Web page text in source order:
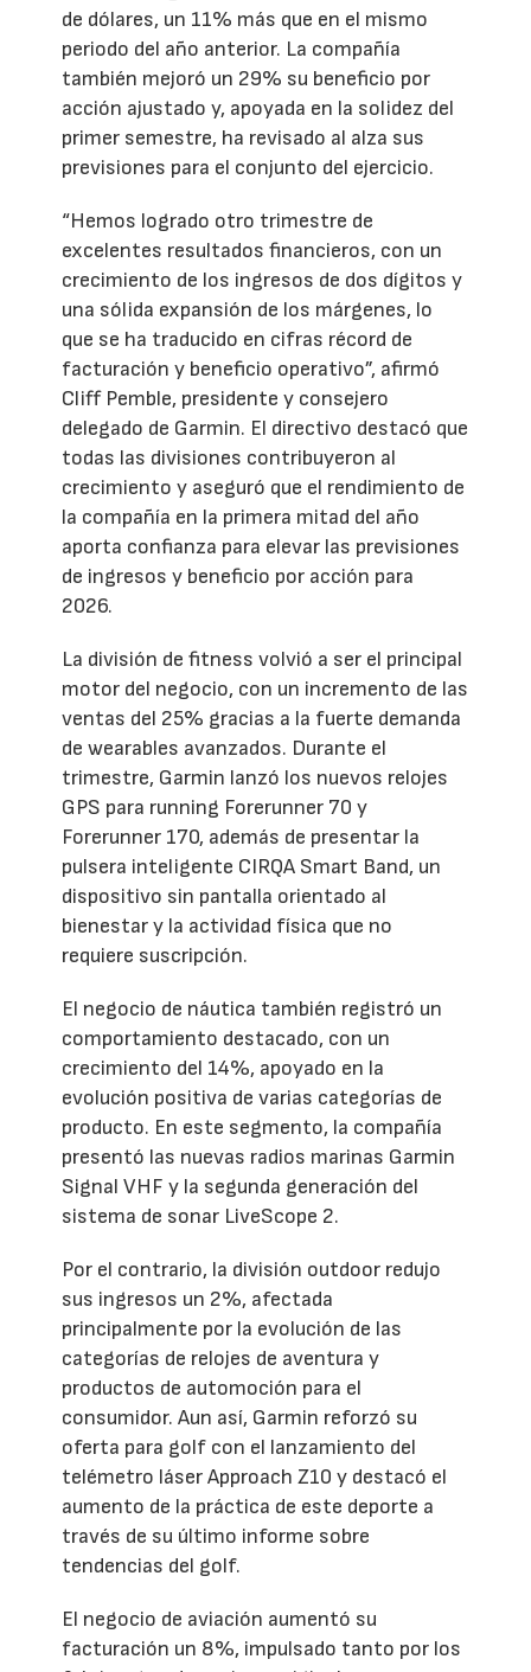
de dólares, un 11% más que en el mismo
periodo del año anterior. La compañía
también mejoró un 29% su beneficio por
acción ajustado y, apoyada en la solidez del
primer semestre, ha revisado al alza sus
previsiones para el conjunto del ejercicio.
“Hemos logrado otro trimestre de
excelentes resultados financieros, con un
crecimiento de los ingresos de dos dígitos y
una sólida expansión de los márgenes, lo
que se ha traducido en cifras récord de
facturación y beneficio operativo”, afirmó
Cliff Pemble, presidente y consejero
delegado de Garmin. El directivo destacó que
todas las divisiones contribuyeron al
crecimiento y aseguró que el rendimiento de
la compañía en la primera mitad del año
aporta confianza para elevar las previsiones
de ingresos y beneficio por acción para
2026.
La división de fitness volvió a ser el principal
motor del negocio, con un incremento de las
ventas del 25% gracias a la fuerte demanda
de wearables avanzados. Durante el
trimestre, Garmin lanzó los nuevos relojes
GPS para running Forerunner 70 y
Forerunner 170, además de presentar la
pulsera inteligente CIRQA Smart Band, un
dispositivo sin pantalla orientado al
bienestar y la actividad física que no
requiere suscripción.
El negocio de náutica también registró un
comportamiento destacado, con un
crecimiento del 14%, apoyado en la
evolución positiva de varias categorías de
producto. En este segmento, la compañía
presentó las nuevas radios marinas Garmin
Signal VHF y la segunda generación del
sistema de sonar LiveScope 2.
Por el contrario, la división outdoor redujo
sus ingresos un 2%, afectada
principalmente por la evolución de las
categorías de relojes de aventura y
productos de automoción para el
consumidor. Aun así, Garmin reforzó su
oferta para golf con el lanzamiento del
telémetro láser Approach Z10 y destacó el
aumento de la práctica de este deporte a
través de su último informe sobre
tendencias del golf.
El negocio de aviación aumentó su
facturación un 8%, impulsado tanto por los